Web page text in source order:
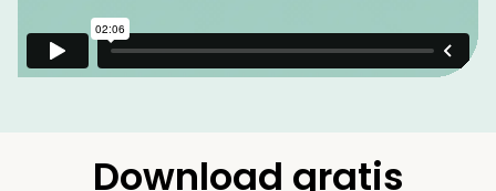
Download gratis